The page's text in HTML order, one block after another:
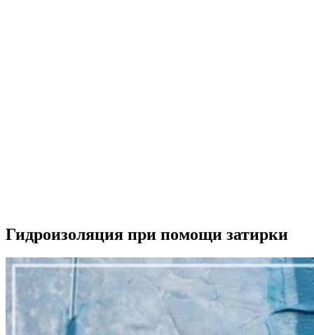
Гидроизоляция при помощи затирки